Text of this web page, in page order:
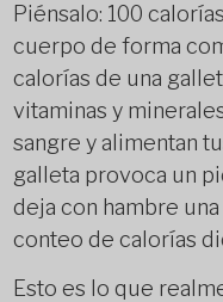
Piénsalo: 100
cuerpo de forma
calorías de una
vitaminas y
sangre y alimentan
galleta provoca un
deja con hambre
conteo de calorías
Esto es lo que